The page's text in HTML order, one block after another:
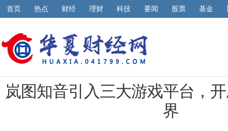
首页 热点 财经 理财 科技 要闻 股票 基金
岚图知音引入三大游戏平台，
界